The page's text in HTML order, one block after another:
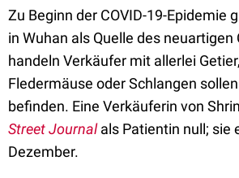
Zu Beginn der COVID-19-Epidemie
in Wuhan als Quelle des
handeln Verkäufer mit allerlei
Fledermäuse oder Schlangen
befinden. Eine Verkäuferin von
Street Journalals Patientin null; sie
Dezember.